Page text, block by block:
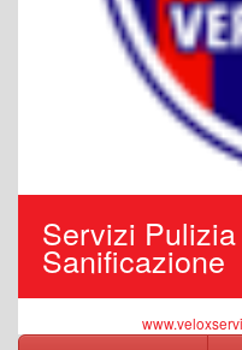
Servizi
Sanificazione